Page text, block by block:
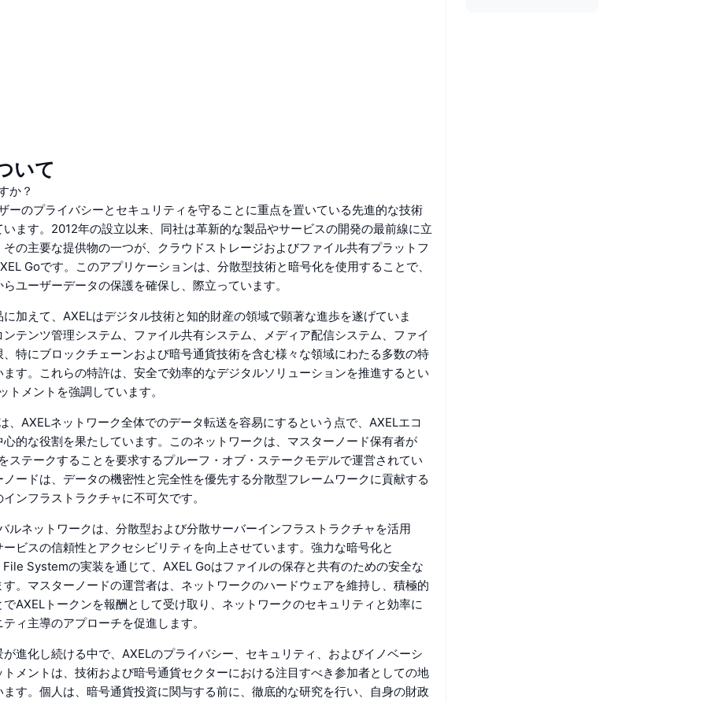
いて
か？
ーのプライバシーとセキュリティを守ることに重点を置いている先進的な技術
ます。2012年の設立以来、同社は革新的な製品やサービスの開発の最前線に立
その主要な提供物の一つが、クラウドストレージおよびファイル共有プラットフ
Goです。このアプリケーションは、分散型技術と暗号化を使用することで、
ユーザーデータの保護を確保し、際立っています。
加えて、AXELはデジタル技術と知的財産の領域で顕著な進歩を遂げていま
テンツ管理システム、ファイル共有システム、メディア配信システム、ファイ
、特にブロックチェーンおよび暗号通貨技術を含む様々な領域にわたる多数の特
す。これらの特許は、安全で効率的なデジタルソリューションを推進するとい
トメントを強調しています。
、AXELネットワーク全体でのデータ転送を容易にするという点で、AXELエコ
心的な役割を果たしています。このネットワークは、マスターノード保有者が
ステークすることを要求するプルーフ・オブ・ステークモデルで運営されてい
ノードは、データの機密性と完全性を優先する分散型フレームワークに貢献する
ンフラストラクチャに不可欠です。
ルネットワークは、分散型および分散サーバーインフラストラクチャを活用
ービスの信頼性とアクセシビリティを向上させています。強力な暗号化と
Systemの実装を通じて、AXEL Goはファイルの保存と共有のための安全な
。マスターノードの運営者は、ネットワークのハードウェアを維持し、積極的
でAXELトークンを報酬として受け取り、ネットワークのセキュリティと効率に
ィ主導のアプローチを促進します。
が進化し続ける中で、AXELのプライバシー、セキュリティ、およびイノベーシ
トメントは、技術および暗号通貨セクターにおける注目すべき参加者としての地
す。個人は、暗号通貨投資に関与する前に、徹底的な研究を行い、自身の財政